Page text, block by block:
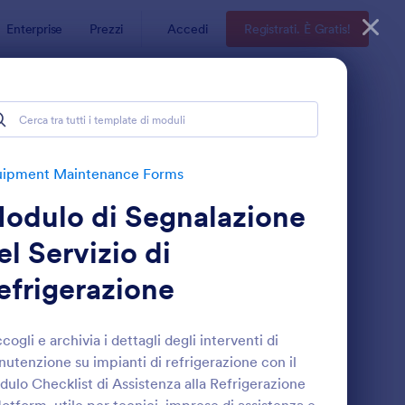
Enterprise Prezzi Accedi Registrati. È Gratis!
Maintenance Forms
di Segnalazione
Servizio di
e archivia i dettagli degli interventi di
su impianti di refrigerazione con il
Checklist di Assistenza alla Refrigerazione
Di Controllo Manutenzione HVAC Form 🛠️❄️
Anteprima : Modulo Di